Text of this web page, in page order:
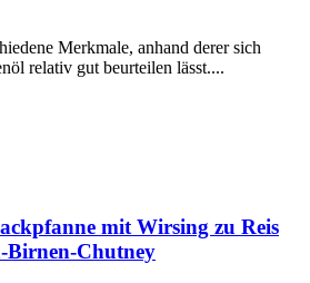
Merkmale, anhand derer sich
relativ gut beurteilen lässt....
mit Wirsing zu Reis
Birnen-Chutney